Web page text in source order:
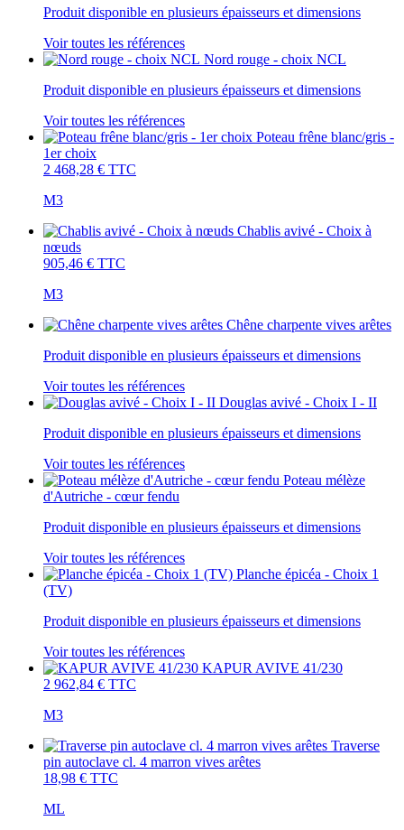
Produit disponible en plusieurs épaisseurs et dimensions
Voir toutes les références
Nord rouge - choix NCL
Produit disponible en plusieurs épaisseurs et dimensions
Voir toutes les références
Poteau frêne blanc/gris -
1er choix
2 468,28 € TTC
M3
Chablis avivé - Choix à
nœuds
905,46 € TTC
M3
Chêne charpente vives arêtes
Produit disponible en plusieurs épaisseurs et dimensions
Voir toutes les références
Douglas avivé - Choix I - II
Produit disponible en plusieurs épaisseurs et dimensions
Voir toutes les références
Poteau mélèze
d'Autriche - cœur fendu
Produit disponible en plusieurs épaisseurs et dimensions
Voir toutes les références
Planche épicéa - Choix 1
(TV)
Produit disponible en plusieurs épaisseurs et dimensions
Voir toutes les références
KAPUR AVIVE 41/230
2 962,84 € TTC
M3
Traverse
pin autoclave cl. 4 marron vives arêtes
18,98 € TTC
ML